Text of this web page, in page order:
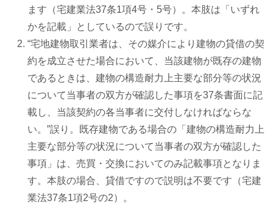
ます（宅建業法37条1項4号・5号）。本肢は「いずれ
かを記載」としているので誤りです。
“宅地建物取引業者は、その媒介により建物の貸借の契
約を成立させた場合において、当該建物が既存の建物
であるときは、建物の構造耐力上主要な部分等の状況
について当事者の双方が確認した事項を37条書面に記
載し、当該契約の各当事者に交付しなければならな
い。”誤り。既存建物である場合の「建物の構造耐力上
主要な部分等の状況について当事者の双方が確認した
事項」は、売買・交換においてのみ記載事項となりま
す。本肢の場合、貸借ですので説明は不要です（宅建
業法37条1項2号の2）。